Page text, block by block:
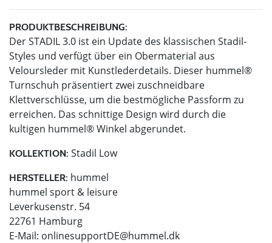
PRODUKTBESCHREIBUNG:
Der STADIL 3.0 ist ein Update des klassischen Stadil-
Styles und verfügt über ein Obermaterial aus
Veloursleder mit Kunstlederdetails. Dieser hummel®
Turnschuh präsentiert zwei zuschneidbare
Klettverschlüsse, um die bestmögliche Passform zu
erreichen. Das schnittige Design wird durch die
kultigen hummel® Winkel abgerundet.
KOLLEKTION: Stadil Low
HERSTELLER: hummel
hummel sport & leisure
Leverkusenstr. 54
22761 Hamburg
E-Mail: onlinesupportDE@hummel.dk